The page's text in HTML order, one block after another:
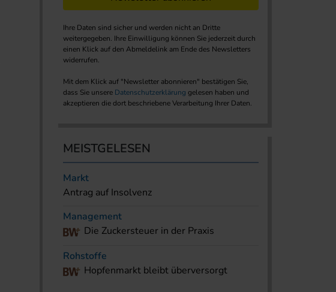
Ihre Daten sind sicher und werden nicht an Dritte
weitergegeben. Ihre Einwilligung können Sie jederzeit durch
einen Klick auf den Abmeldelink am Ende des Newsletters
widerrufen.
Mit dem Klick auf "Newsletter abonnieren" bestätigen Sie,
dass Sie unsere Datenschutzerklärung gelesen haben und
akzeptieren die dort beschriebene Verarbeitung Ihrer Daten.
MEISTGELESEN
Markt
Antrag auf Insolvenz
Management
Die Zuckersteuer in der Praxis
Rohstoffe
Hopfenmarkt bleibt überversorgt